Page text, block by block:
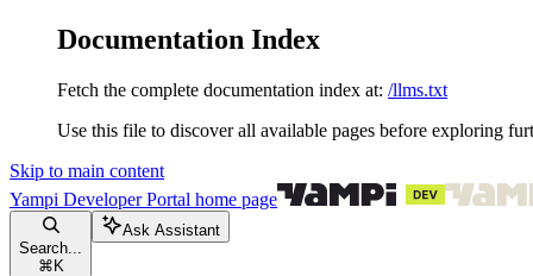
Documentation Index
Fetch the complete documentation index at: /llms.txt
Use this file to discover all available pages before exploring
Skip to main content
Yampi Developer Portal home page
Search...
⌘ K
Ask Assistant